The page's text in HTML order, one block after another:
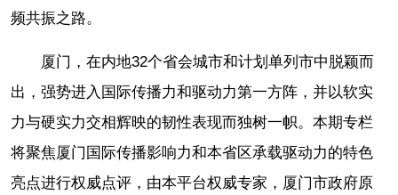
频共振之路。
厦门，在内地32个省会城市和计划单列市中脱颖而
出，强势进入国际传播力和驱动力第一方阵，并以软实
力与硬实力交相辉映的韧性表现而独树一帜。本期专栏
将聚焦厦门国际传播影响力和本省区承载驱动力的特色
亮点进行权威点评，由本平台权威专家，厦门市政府原